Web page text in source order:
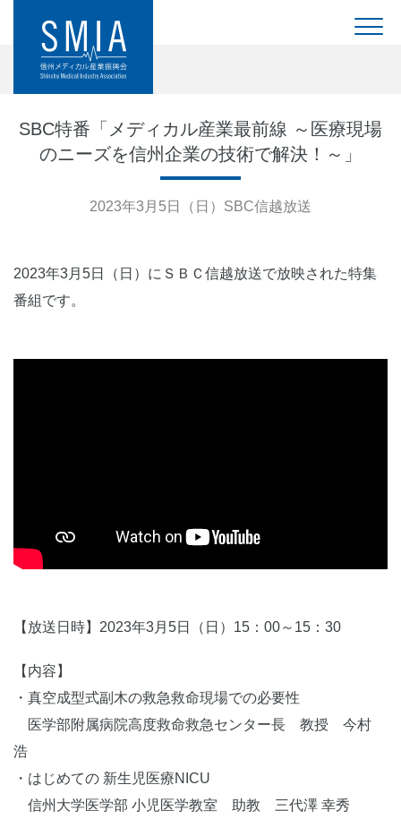
SBC特番「メディカル産業最前線 ～医療現場
のニーズを信州企業の技術で解決！～」
2023年3月5日（日）SBC信越放送
2023年3月5日（日）にＳＢＣ信越放送で放映された特集
番組です。
【放送日時】2023年3月5日（日）15：00～15：30
【内容】
・真空成型式副木の救急救命現場での必要性
医学部附属病院高度救命救急センター長 教授 今村
浩
・はじめての 新生児医療NICU
信州大学医学部 小児医学教室 助教 三代澤 幸秀